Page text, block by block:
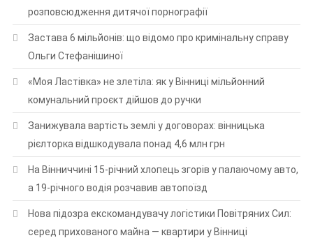
розповсюдження дитячої порнографії
Застава 6 мільйонів: що відомо про кримінальну справу
Ольги Стефанішиної
«Моя Ластівка» не злетіла: як у Вінниці мільйонний
комунальний проєкт дійшов до ручки
Занижувала вартість землі у договорах: вінницька
рієлторка відшкодувала понад 4,6 млн грн
На Вінниччині 15-річний хлопець згорів у палаючому авто,
а 19-річного водія розчавив автопоїзд
Нова підозра екскомандувачу логістики Повітряних Сил:
серед прихованого майна — квартири у Вінниці